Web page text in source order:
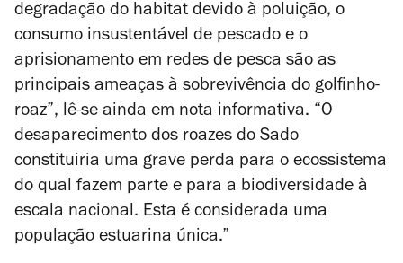
degradação do habitat devido à poluição, o
consumo insustentável de pescado e o
aprisionamento em redes de pesca são as
principais ameaças à sobrevivência do golfinho-
roaz”, lê-se ainda em nota informativa. “O
desaparecimento dos roazes do Sado
constituiria uma grave perda para o ecossistema
do qual fazem parte e para a biodiversidade à
escala nacional. Esta é considerada uma
população estuarina única.”